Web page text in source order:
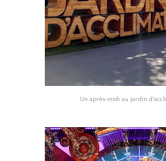
Un après-midi au jardin